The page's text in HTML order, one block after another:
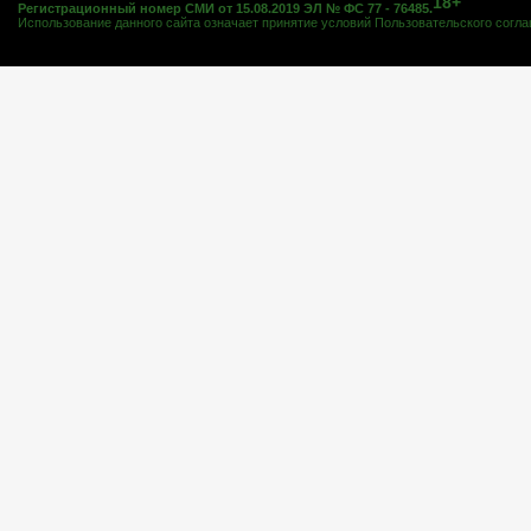
Регистрационный номер СМИ от 15.08.2019 ЭЛ № ФС 77 - 76485.
Использование данного сайта означает принятие условий Пользовательского